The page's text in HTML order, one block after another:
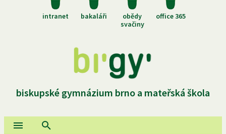
intranet bakaláři
obědy
svačiny
office 365
biskupské gymnázium brno a mateřská škola